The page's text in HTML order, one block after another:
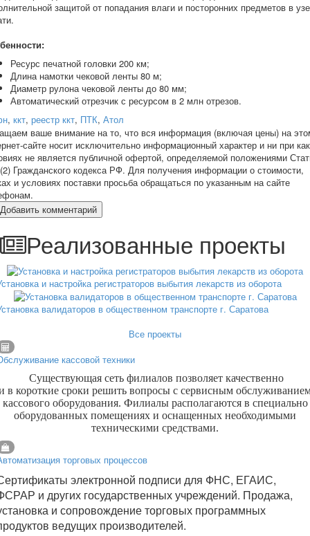
защитой от попадания влаги и посторонних предметов в
Ресурс печатной головки 200 км;
Длина намотки чековой ленты 80 м;
Диаметр рулона чековой ленты до 80 мм;
Автоматический отрезчик с ресурсом в 2 млн отрезов.
, ккт, реестр ккт, ПТК, Атол
ваше внимание на то, что вся информация (включая цены) на
сайте носит исключительно информационный характер и ни при
не является публичной офертой, определяемой положениями
Гражданского кодекса РФ. Для получения информации о стоимости,
и условиях поставки просьба обращаться по указанным на сайте
Добавить комментарий
Реализованные проекты
и настройка регистраторов выбытия лекарств из оборота
валидаторов в общественном транспорте г. Саратова
Все проекты
кассовой техники
Существующая сеть филиалов позволяет качественно
в короткие сроки решить вопросы с сервисным
кассового оборудования. Филиалы располагаются в специально
оборудованных помещениях и оснащенных необходимыми
техническими средствами.
торговых процессов
электронной подписи для ФНС, ЕГАИС,
и других государственных учреждений. Продажа,
и сопровождение торговых программных
ведущих производителей.